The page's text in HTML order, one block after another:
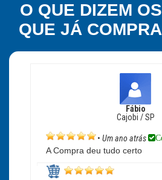
O QUE DIZEM
QUE JÁ
Fábio
Cajobi / SP
• Um ano atrás
A Compra deu tudo certo